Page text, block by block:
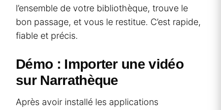
l’ensemble de votre bibliothèque, trouve le
bon passage, et vous le restitue. C’est rapide,
fiable et précis.
Démo : Importer une vidéo
sur Narrathèque
Après avoir installé les applications